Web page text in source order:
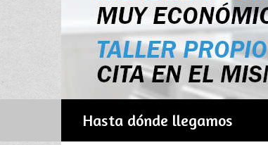
Hasta dónde llegamos